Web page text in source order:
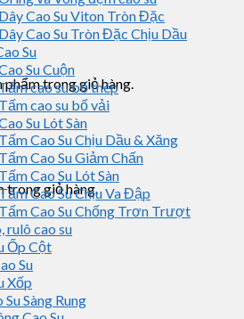
phẩm trong giỏ hàng.
trong giỏ hàng.
Dây Cao Su Viton Tròn Đặc
Dây Cao Su Tròn Đặc Chịu Dầu
Su
Su Cuộn
cao su bố thép
Tấm cao su bố vải
Su Lót Sàn
Tấm Cao Su Chịu Dầu & Xăng
Tấm Cao Su Giảm Chấn
Tấm Cao Su Lót Sàn
Cao Su Chịu Va Đập
Tấm Cao Su Chống Trơn Trượt
rulô cao su
Ốp Cột
Su
Xốp
Su Sàng Rung